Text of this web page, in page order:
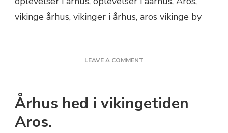
LEAVE A COMMENT
VIKINGEMUSEET
Århus hed i vikingetiden
Aros.